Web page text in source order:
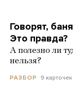
Говорят,
Это правда?
А полезно ли
нельзя?
РАЗБОР 9 карточек